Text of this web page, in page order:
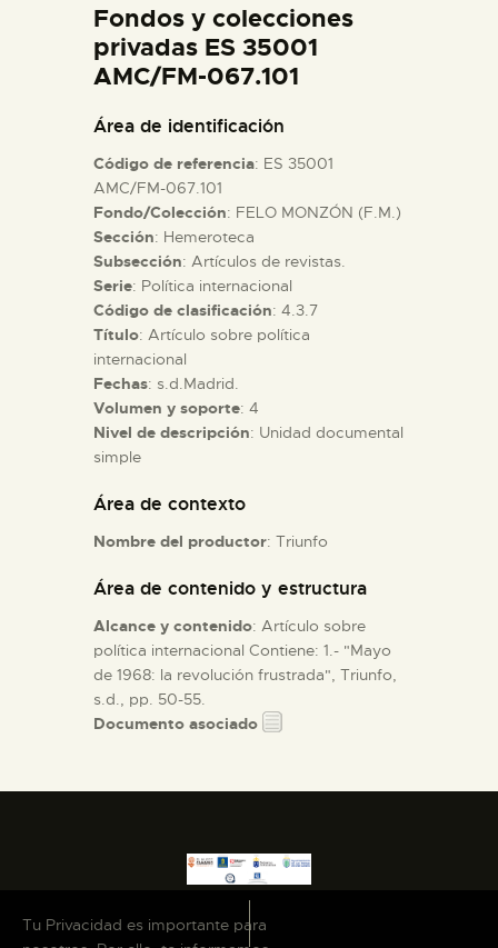
ESPAÑOL
ACTIVIDADES
█
EL MUSEO
COLECCIONES
DIDÁCTICA
ESPAÑOL
Fondos y colecciones
privadas ES 35001
AMC/FM-067.101
Área de identificación
Código de referencia: ES 35001
AMC/FM-067.101
Fondo/Colección: FELO MONZÓN (F.M.)
Sección: Hemeroteca
Subsección: Artículos de revistas.
Serie: Política internacional
Código de clasificación: 4.3.7
Título: Artículo sobre política
internacional
Fechas: s.d.Madrid.
Volumen y soporte: 4
Nivel de descripción: Unidad documental
simple
Área de contexto
Nombre del productor: Triunfo
Área de contenido y estructura
Alcance y contenido: Artículo sobre
política internacional Contiene: 1.- "Mayo
de 1968: la revolución frustrada", Triunfo,
s.d., pp. 50-55.
Documento asociado
Tu Privacidad es importante para